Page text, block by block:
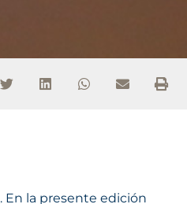
. En la presente edición